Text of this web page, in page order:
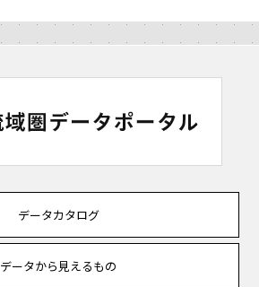
データカタログ
データから見えるもの